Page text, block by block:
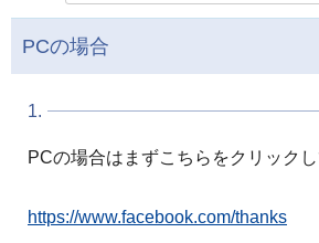
PCの場合
1.
PCの場合はまずこちらをクリックし
https://www.facebook.com/thanks